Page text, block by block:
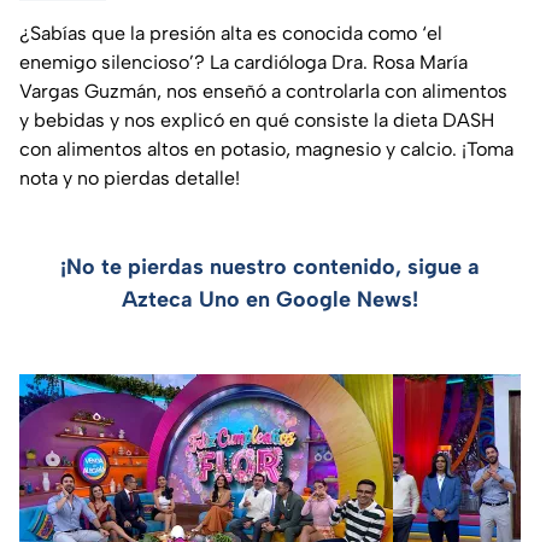
¿Sabías que la presión alta es conocida como ‘el
enemigo silencioso’? La cardióloga Dra. Rosa María
Vargas Guzmán, nos enseñó a controlarla con alimentos
y bebidas y nos explicó en qué consiste la dieta DASH
con alimentos altos en potasio, magnesio y calcio. ¡Toma
nota y no pierdas detalle!
¡No te pierdas nuestro contenido, sigue a
Azteca Uno en Google News!